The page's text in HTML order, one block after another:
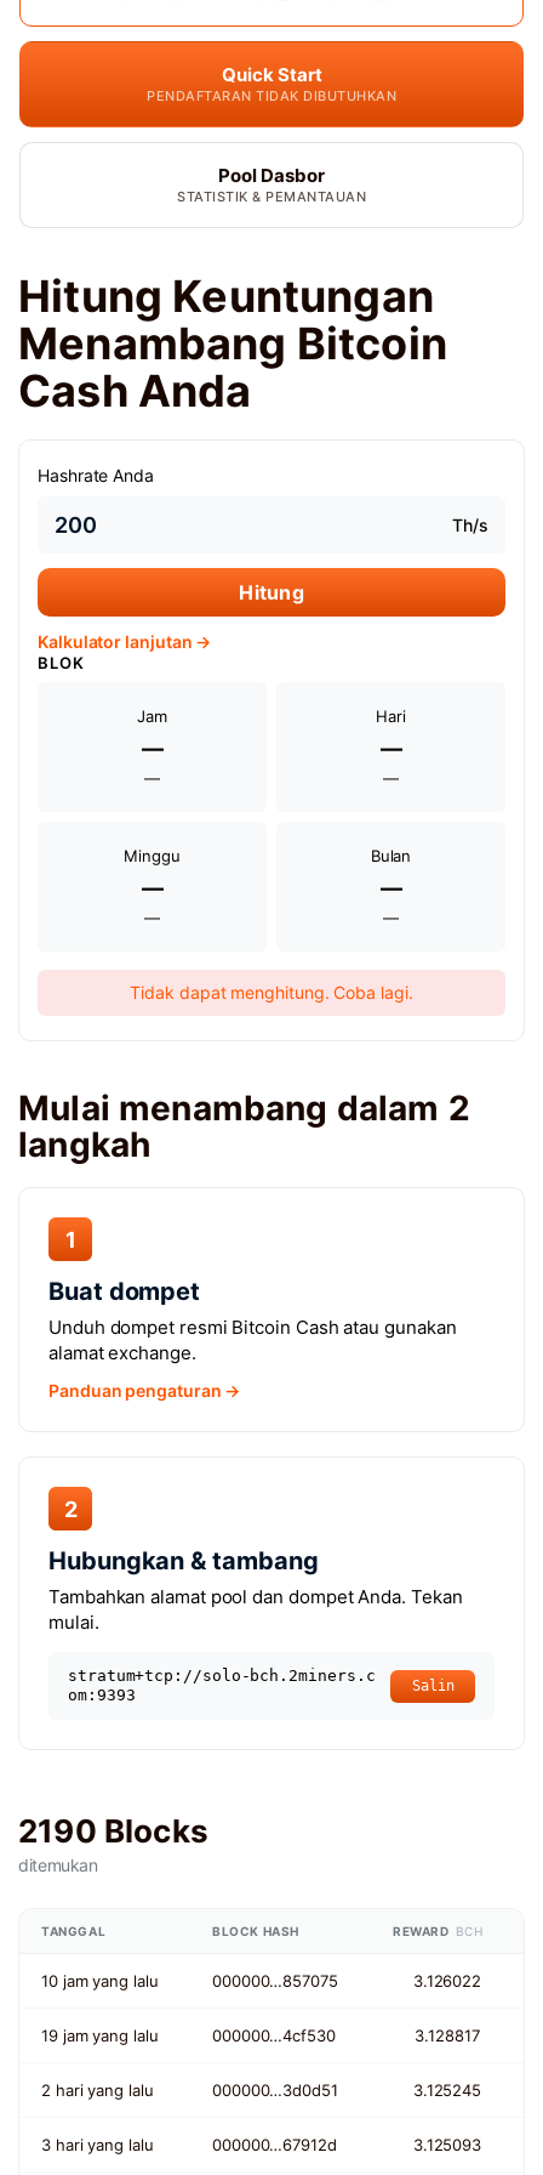
Quick Start
PENDAFTARAN TIDAK DIBUTUHKAN
Pool Dasbor
STATISTIK & PEMANTAUAN
Hitung Keuntungan
Menambang Bitcoin
Cash Anda
Hashrate Anda
Th/s
Hitung
Kalkulator lanjutan →
BLOK
Jam
—
—
Hari
—
—
Minggu
—
—
Bulan
—
—
Tidak dapat menghitung. Coba lagi.
Mulai menambang dalam 2
langkah
1
Buat dompet
Unduh dompet resmi Bitcoin Cash atau gunakan
alamat exchange.
Panduan pengaturan →
2
Hubungkan & tambang
Tambahkan alamat pool dan dompet Anda. Tekan
mulai.
stratum+tcp://solo-bch.2miners.c
om:9393
Salin
2190 Blocks
ditemukan
TANGGAL BLOCK HASH REWARD BCH
10 jam yang lalu 000000…857075 3.126022
19 jam yang lalu 000000…4cf530 3.128817
2 hari yang lalu 000000…3d0d51 3.125245
3 hari yang lalu 000000…67912d 3.125093